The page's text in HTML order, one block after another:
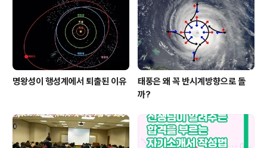
명왕성이 행성계에서 퇴출된 이유
태풍은 왜 꼭 반시계방향으로 돌
까?